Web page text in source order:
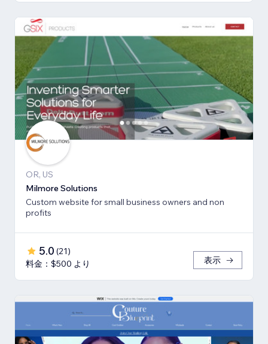
OR, US
Milmore Solutions
Custom website for small business owners and non
profits
5.0 (21)
料金：$500 より
表示